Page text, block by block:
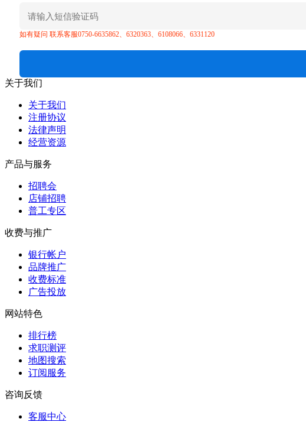
如有疑问 联系客服0750-6635862、6320363、6108066、6331120
关于我们
关于我们
注册协议
法律声明
经营资源
产品与服务
招聘会
店铺招聘
普工专区
收费与推广
银行帐户
品牌推广
收费标准
广告投放
网站特色
排行榜
求职测评
地图搜索
订阅服务
咨询反馈
客服中心